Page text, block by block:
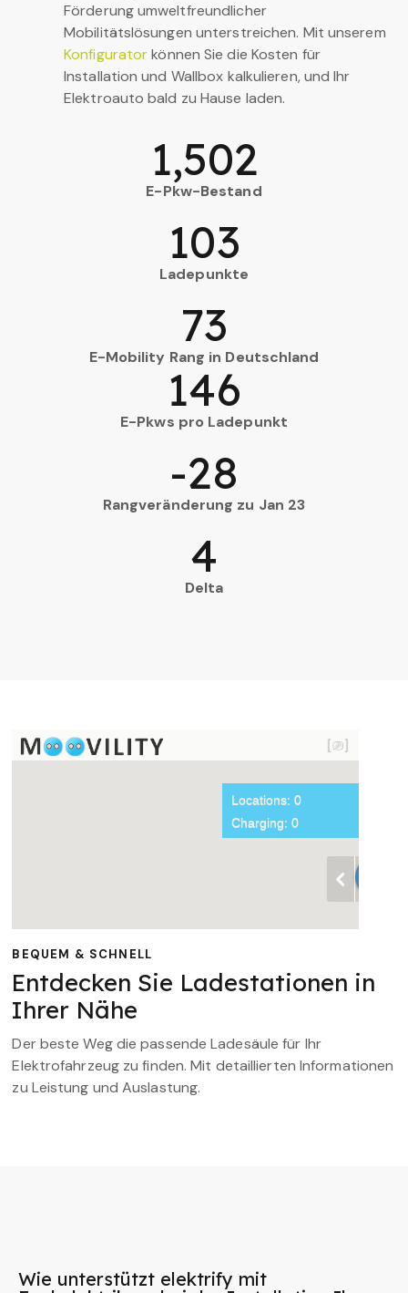
Förderung umweltfreundlicher
Mobilitätslösungen unterstreichen. Mit unserem
Konfiguratorkönnen Sie die Kosten für
Installation und Wallbox kalkulieren, und Ihr
Elektroauto bald zu Hause laden.
E-Pkw-Bestand
1,502
Ladepunkte
103
E-Mobility Rang in Deutschland
73
E-Pkws pro Ladepunkt
146
Rangveränderung zu Jan 23
-28
Delta
4
BEQUEM & SCHNELL
Entdecken Sie Ladestationen in
Ihrer Nähe
Der beste Weg die passende Ladesäule für Ihr
Elektrofahrzeug zu finden. Mit detaillierten Informationen
zu Leistung und Auslastung.
Wie unterstützt elektrify mit